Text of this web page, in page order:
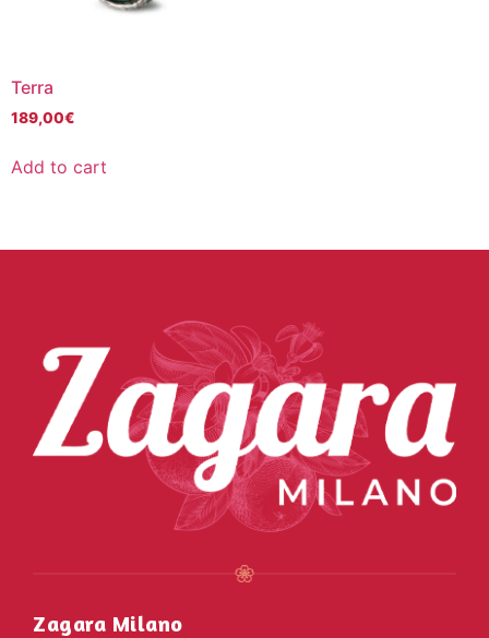
Terra
189,00€
Add to cart
Zagara Milano